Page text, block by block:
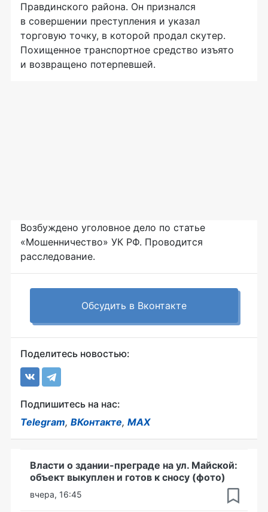
Правдинского района. Он признался
в совершении преступления и указал
торговую точку, в которой продал скутер.
Похищенное транспортное средство изъято
и возвращено потерпевшей.
Возбуждено уголовное дело по статье
«Мошенничество» УК РФ. Проводится
расследование.
Обсудить в Вконтакте
Поделитесь новостью:
Подпишитесь на нас:
Telegram, ВКонтакте, MAX
Власти о здании-преграде на ул. Майской:
объект выкуплен и готов к сносу (фото)
вчера, 16:45